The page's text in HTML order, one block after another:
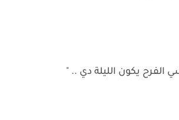
الفرح يكون الليلة دي .. "